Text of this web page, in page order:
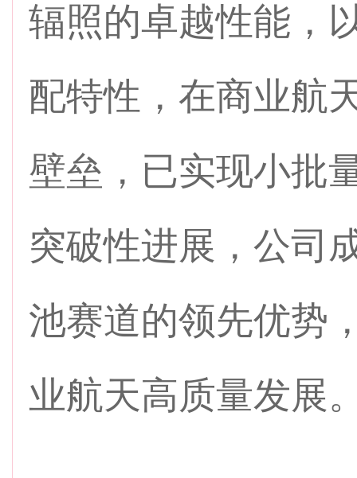
辐照的卓越性能，
配特性，在商业航
壁垒，已实现小批
突破性进展，公司
池赛道的领先优势
业航天高质量发展